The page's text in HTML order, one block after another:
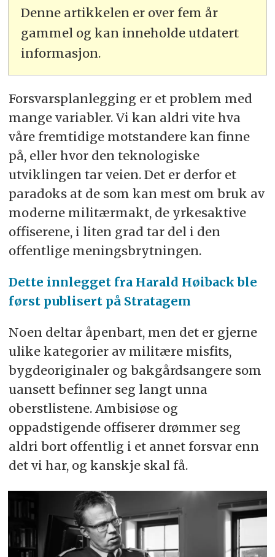
Denne artikkelen er over fem år
gammel og kan inneholde utdatert
informasjon.
Forsvarsplanlegging er et problem med
mange variabler. Vi kan aldri vite hva
våre fremtidige motstandere kan finne
på, eller hvor den teknologiske
utviklingen tar veien. Det er derfor et
paradoks at de som kan mest om bruk av
moderne militærmakt, de yrkesaktive
offiserene, i liten grad tar del i den
offentlige meningsbrytningen.
Dette innlegget fra Harald Høiback ble
først publisert på Stratagem
Noen deltar åpenbart, men det er gjerne
ulike kategorier av militære misfits,
bygdeoriginaler og bakgårdsangere som
uansett befinner seg langt unna
oberstlistene. Ambisiøse og
oppadstigende offiserer drømmer seg
aldri bort offentlig i et annet forsvar enn
det vi har, og kanskje skal få.